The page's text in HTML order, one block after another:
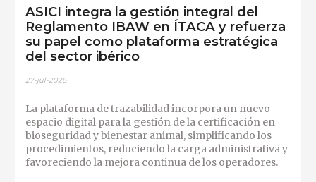
ASICI integra la gestión integral del
Reglamento IBAW en ÍTACA y refuerza
su papel como plataforma estratégica
del sector ibérico
27-jul-2026
La plataforma de trazabilidad incorpora un nuevo
espacio digital para la gestión de la certificación en
bioseguridad y bienestar animal, simplificando los
procedimientos, reduciendo la carga administrativa y
favoreciendo la mejora continua de los operadores.